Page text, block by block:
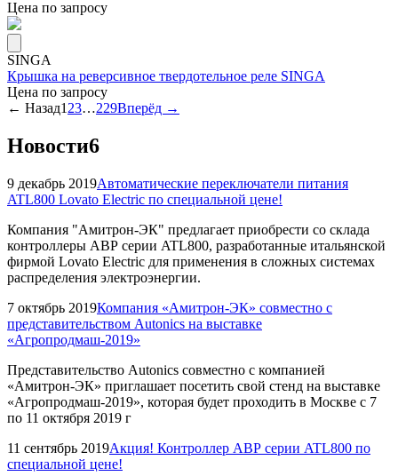
Цена по запросу
SINGA
Крышка на реверсивное твердотельное реле SINGA
Цена по запросу
← Назад123…229Вперёд →
Новости6
9 декабрь 2019Автоматические переключатели питания
ATL800 Lovato Electric по специальной цене!
Компания "Амитрон-ЭК" предлагает приобрести со склада
контроллеры АВР серии ATL800, разработанные итальянской
фирмой Lovato Electric для применения в сложных системах
распределения электроэнергии.
7 октябрь 2019Компания «Амитрон-ЭК» совместно с
представительством Autonics на выставке
«Агропродмаш-2019»
Представительство Autonics совместно с компанией
«Амитрон-ЭК» приглашает посетить свой стенд на выставке
«Агропродмаш-2019», которая будет проходить в Москве с 7
по 11 октября 2019 г
11 сентябрь 2019Акция! Контроллер АВР серии ATL800 по
специальной цене!